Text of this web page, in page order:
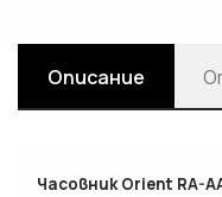
Описание
Часовник Orient RA-